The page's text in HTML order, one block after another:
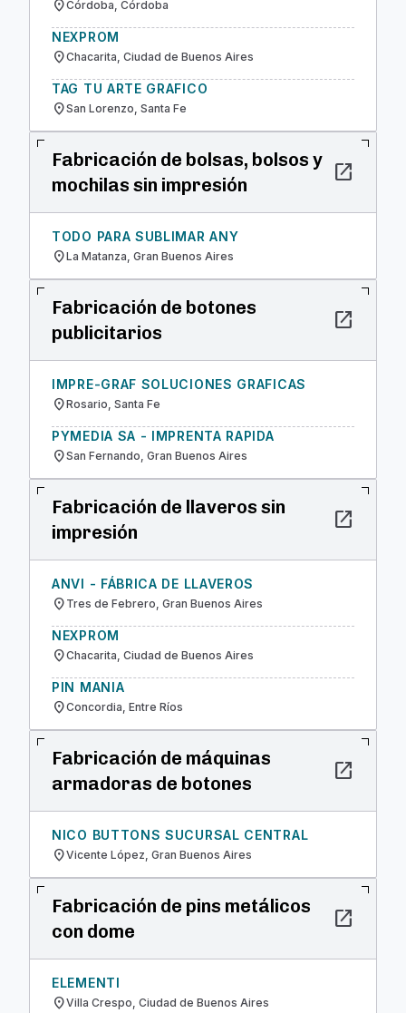
location_onCórdoba, Córdoba
NEXPROM
location_onChacarita, Ciudad de Buenos Aires
TAG TU ARTE GRAFICO
location_onSan Lorenzo, Santa Fe
Fabricación de bolsas, bolsos y
mochilas sin impresión
open_in_new
TODO PARA SUBLIMAR ANY
location_onLa Matanza, Gran Buenos Aires
Fabricación de botones
publicitarios
open_in_new
IMPRE-GRAF SOLUCIONES GRAFICAS
location_onRosario, Santa Fe
PYMEDIA SA - IMPRENTA RAPIDA
location_onSan Fernando, Gran Buenos Aires
Fabricación de llaveros sin
impresión
open_in_new
ANVI - FÁBRICA DE LLAVEROS
location_on Tres de Febrero, Gran Buenos Aires
NEXPROM
location_onChacarita, Ciudad de Buenos Aires
PIN MANIA
location_onConcordia, Entre Ríos
Fabricación de máquinas
armadoras de botones
open_in_new
NICO BUTTONS SUCURSAL CENTRAL
location_onVicente López, Gran Buenos Aires
Fabricación de pins metálicos
con dome
open_in_new
ELEMENTI
location_onVilla Crespo, Ciudad de Buenos Aires